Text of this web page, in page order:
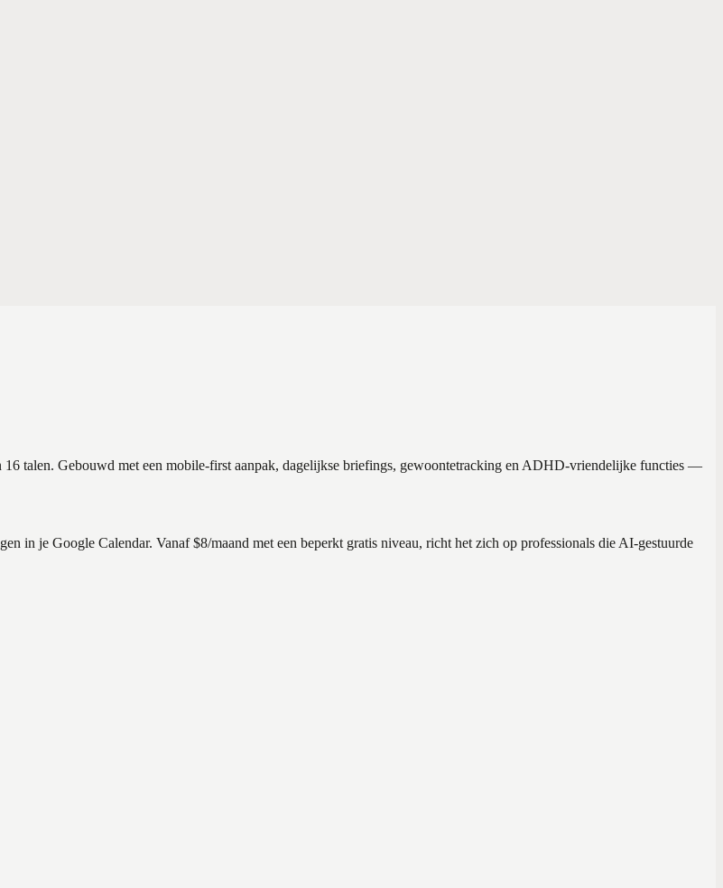
16 talen. Gebouwd met een mobile-first aanpak, dagelijkse briefings, gewoontetracking en ADHD-vriendelijke functies —
in je Google Calendar. Vanaf $8/maand met een beperkt gratis niveau, richt het zich op professionals die AI-gestuurde